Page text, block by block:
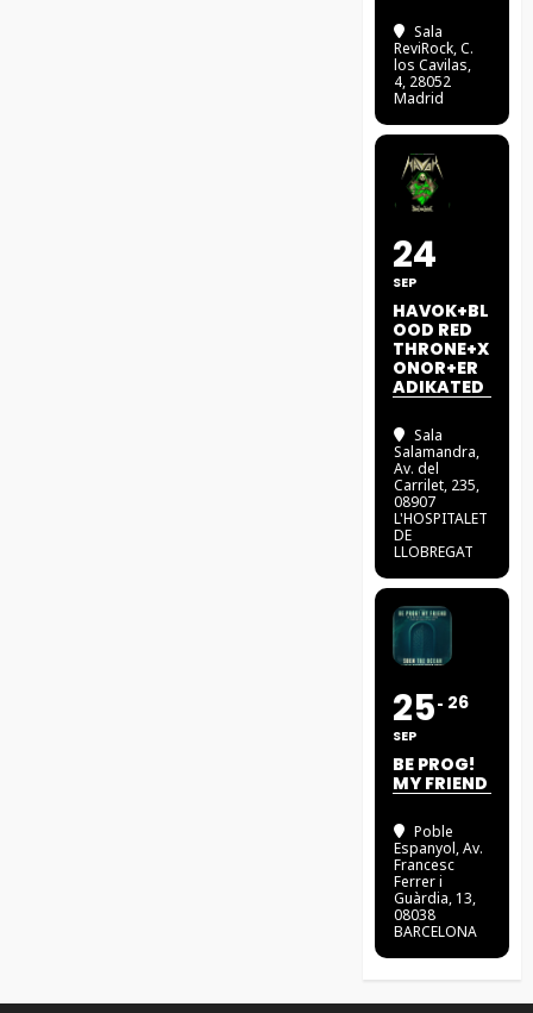
Sala
ReviRock, C.
los Cavilas,
4, 28052
Madrid
24
SEP
HAVOK+BL
OOD RED
THRONE+X
ONOR+ER
ADIKATED
Sala
Salamandra,
Av. del
Carrilet, 235,
08907
L'HOSPITALET
DE
LLOBREGAT
25
SEP
26
BE PROG!
MY FRIEND
Poble
Espanyol, Av.
Francesc
Ferrer i
Guàrdia, 13,
08038
BARCELONA